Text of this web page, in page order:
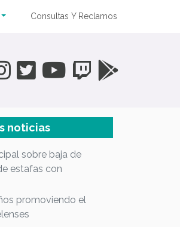
Consultas Y Reclamos
noticias
sobre baja de
estafas con
promoviendo el